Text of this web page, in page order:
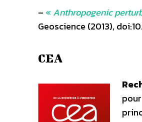
– «Anthropogenic
Geoscience (2013),
CEA